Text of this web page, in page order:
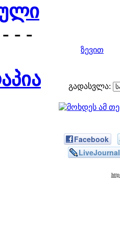
- -
ზევით
გადასვლა:
Facebook
LiveJournal